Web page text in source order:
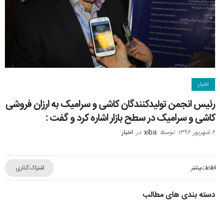
اخبار
رئیس انجمن تولیدکنندگان کاشی و سرامیک به ارزان فروشی
کاشی و سرامیک در سطح بازار اشاره کرد و گفت :
۶ شهریور ۱۳۹۶ توسط xiba در اخبار
اطلاعات بیشتر اشتراک گذاری
دسته بندی های مطالب